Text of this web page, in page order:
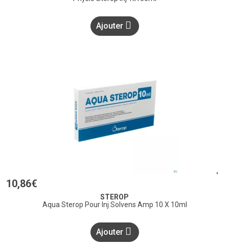
Ajouter
10,86€
STEROP
Aqua Sterop Pour Inj Solvens Amp 10 X 10ml
Ajouter